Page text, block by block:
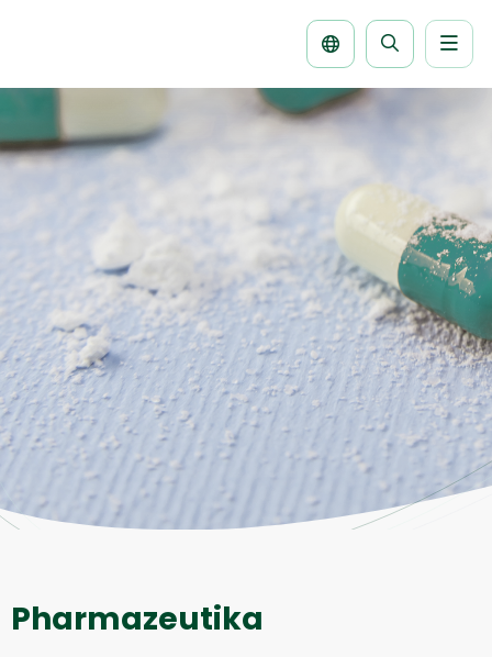
Seite
Pharmazeutika